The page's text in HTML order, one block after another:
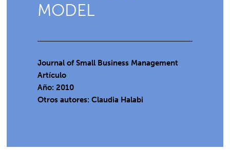
MODEL
Journal of Small Business Management
Artículo
Año: 2010
Otros autores: Claudia Halabi